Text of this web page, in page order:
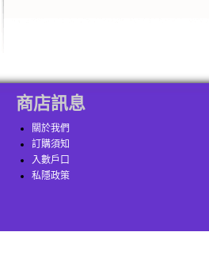
商店訊息
關於我們
訂購須知
入數戶口
私隱政策